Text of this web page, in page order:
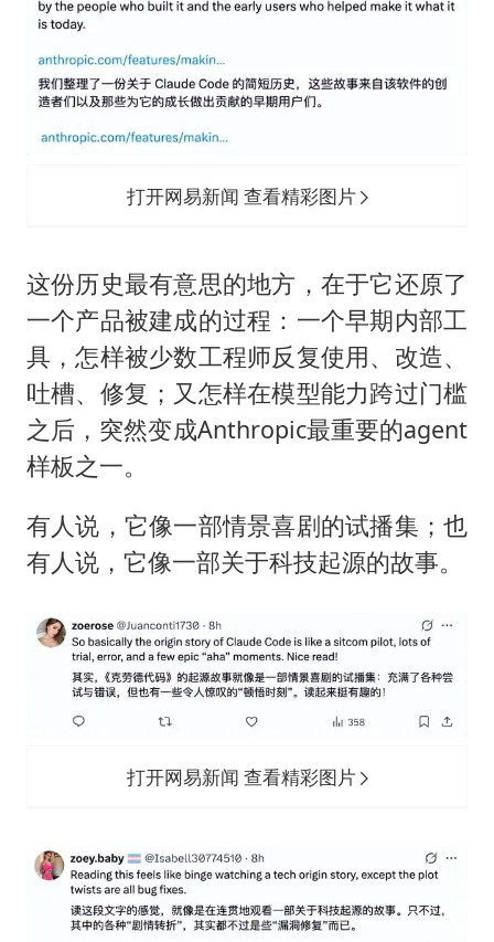
打开网易新闻 查看精彩图片
这份历史最有意思的地方，在于它还原了
一个产品被建成的过程：一个早期内部工
具，怎样被少数工程师反复使用、改造、
吐槽、修复；又怎样在模型能力跨过门槛
之后，突然变成Anthropic最重要的agent
样板之一。
有人说，它像一部情景喜剧的试播集；也
有人说，它像一部关于科技起源的故事。
打开网易新闻 查看精彩图片